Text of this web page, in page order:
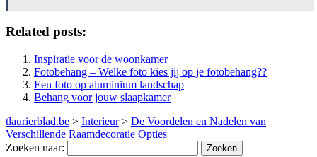
Related posts:
Inspiratie voor de woonkamer
Fotobehang – Welke foto kies jij op je fotobehang??
Een foto op aluminium landschap
Behang voor jouw slaapkamer
tlaurierblad.be > Interieur> De Voordelen en Nadelen van
Verschillende Raamdecoratie Opties
Zoeken naar: